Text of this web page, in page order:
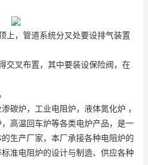
上，管道系统分叉处要设排气装置
交叉布置，其中要装设保险阀，在
碳炉，工业电阻炉，液体氮化炉 ，
高温回车炉等各类电炉产品，是一
生产厂家，本厂承接各种电阻炉的
准电阻炉的设计与制造、供应各种